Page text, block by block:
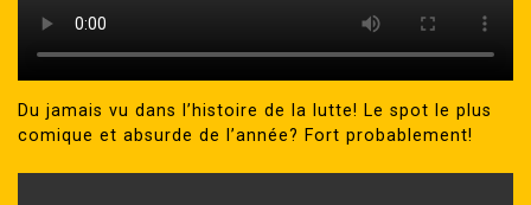
Du jamais vu dans l’histoire de la lutte! Le spot le plus
comique et absurde de l’année? Fort probablement!